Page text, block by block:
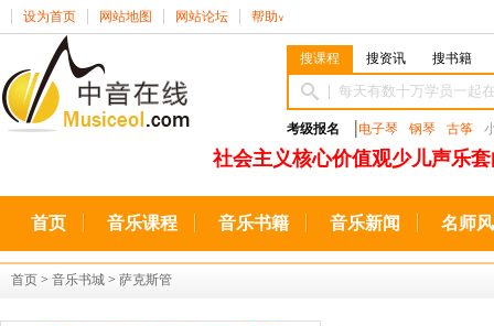
设为首页 网站地图 网站论坛 帮助 ∨
搜课程 搜资讯 搜书籍
考级报名 |电子琴 钢琴 古筝
社会主义核心价值观少儿声乐
首页 音乐课程 音乐书籍 音乐新闻 名师
首页 > 音乐书城 > 萨克斯管